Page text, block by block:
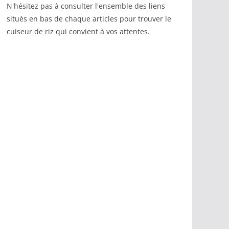
N'hésitez pas à consulter l'ensemble des liens
situés en bas de chaque articles pour trouver le
cuiseur de riz qui convient à vos attentes.